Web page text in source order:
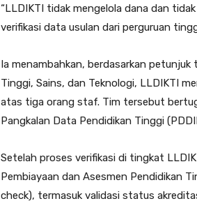
“LLDIKTI tidak mengelola dana dan
verifikasi data usulan dari perguruan
Ia menambahkan, berdasarkan
Tinggi, Sains, dan Teknologi, LLDIKTI
atas tiga orang staf. Tim tersebut
Pangkalan Data Pendidikan Tinggi
Setelah proses verifikasi di tingkat
Pembiayaan dan Asesmen Pendidikan
check), termasuk validasi status